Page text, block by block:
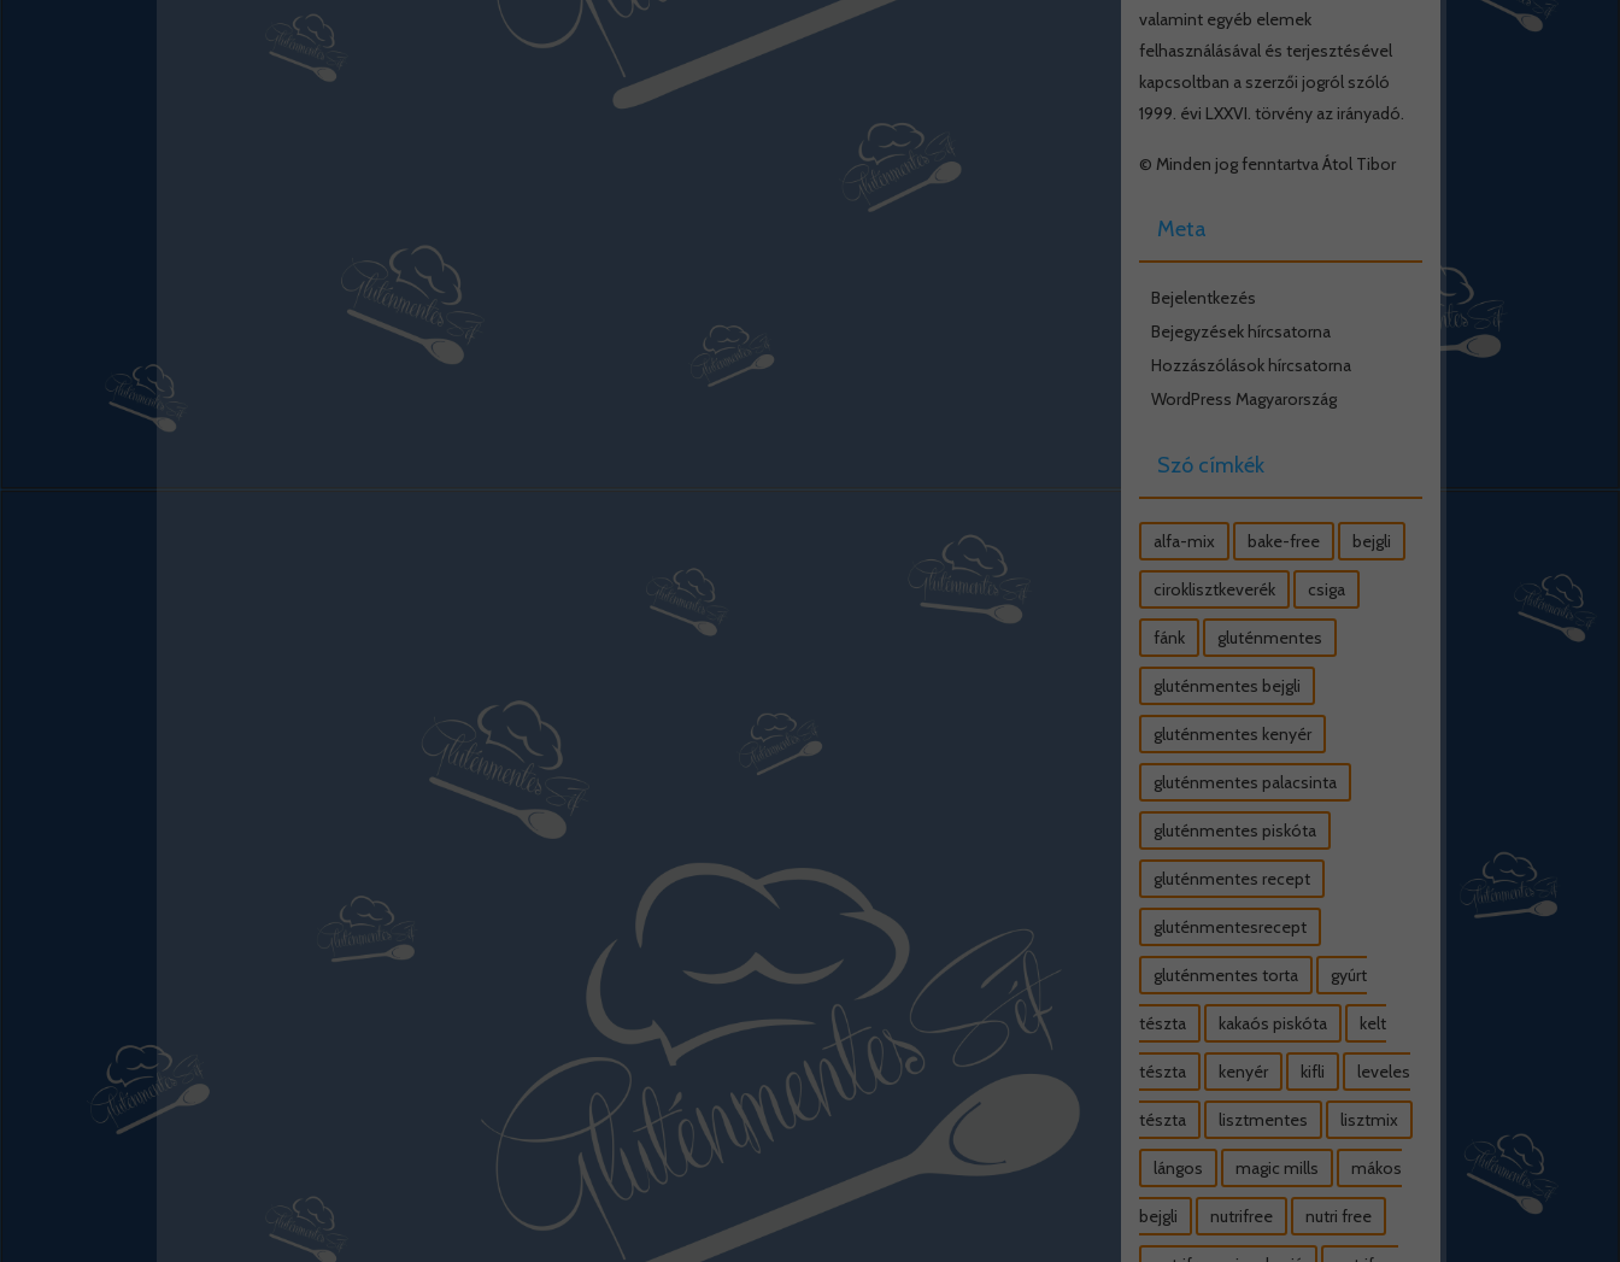
valamint egyéb elemek
felhasználásával és terjesztésével
kapcsoltban a szerzői jogról szóló
1999. évi LXXVI. törvény az irányadó.
© Minden jog fenntartva Átol Tibor
Meta
Bejelentkezés
Bejegyzések hírcsatorna
Hozzászólások hírcsatorna
WordPress Magyarország
Szó címkék
alfa-mix bake-free bejgli
ciroklisztkeverék csiga
fánk gluténmentes
gluténmentes bejgli
gluténmentes kenyér
gluténmentes palacsinta
gluténmentes piskóta
gluténmentes recept
gluténmentesrecept
gluténmentes torta gyúrt
tészta kakaós piskóta kelt
tészta kenyér kifli leveles
tészta lisztmentes lisztmix
lángos magic mills mákos
bejgli nutrifree nutri free